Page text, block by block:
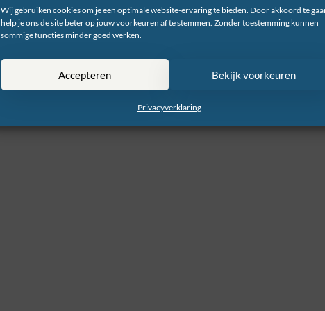
Wij gebruiken cookies om je een optimale website-ervaring te bieden. Door akkoord te
help je ons de site beter op jouw voorkeuren af te stemmen. Zonder toestemming kunnen
sommige functies minder goed werken.
Accepteren Bekijk voorkeuren
Privacyverklaring